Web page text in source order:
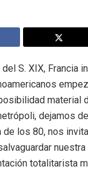
S. XIX, Francia
material
dejamos
de los 80, nos
totalitarista